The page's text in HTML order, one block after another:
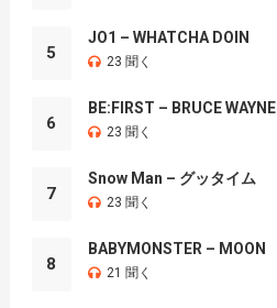
5
JO1 – WHATCHA DOIN
23 聞く
6
BE:FIRST – BRUCE WAYNE
23 聞く
7
Snow Man – グッタイム
23 聞く
8
BABYMONSTER – MOON
21 聞く